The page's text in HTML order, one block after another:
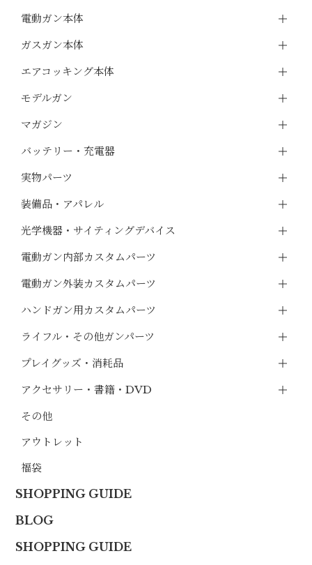
電動ガン本体
ガスガン本体
エアコッキング本体
モデルガン
マガジン
バッテリー・充電器
実物パーツ
装備品・アパレル
光学機器・サイティングデバイス
電動ガン内部カスタムパーツ
電動ガン外装カスタムパーツ
ハンドガン用カスタムパーツ
ライフル・その他ガンパーツ
プレイグッズ・消耗品
アクセサリー・書籍・DVD
その他
アウトレット
福袋
SHOPPING GUIDE
BLOG
SHOPPING GUIDE